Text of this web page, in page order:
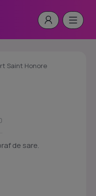
Saint Honore
de sare.